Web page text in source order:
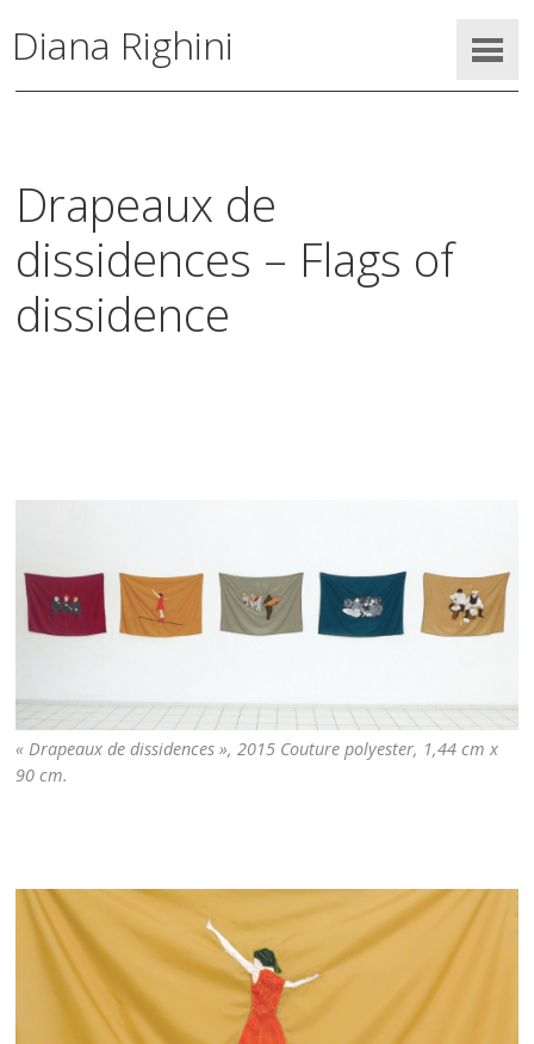
Diana Righini
Drapeaux de
dissidences – Flags of
dissidence
« Drapeaux de dissidences », 2015 Couture polyester, 1,44 cm x
90 cm.